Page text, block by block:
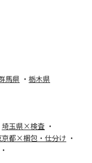
馬県 栃木県
埼玉県×検査
京都×梱包・仕分け